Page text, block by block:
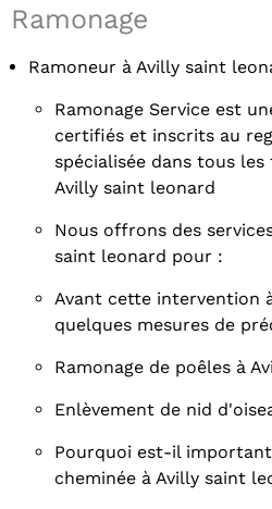
Ramonage
Ramoneur à Avilly saint
Ramonage Service est
certifiés et inscrits au
spécialisée dans tous
Avilly saint leonard
Nous offrons des
saint leonard pour :
Avant cette intervention
quelques mesures de
Ramonage de poêles à
Enlèvement de nid
Pourquoi est-il
cheminée à Avilly saint